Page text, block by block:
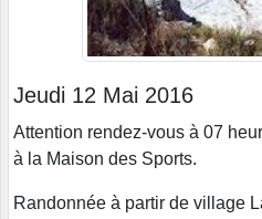
Jeudi 12 Mai 2016
Attention rendez-vous à 07
à la Maison des Sports.
Randonnée à partir de village